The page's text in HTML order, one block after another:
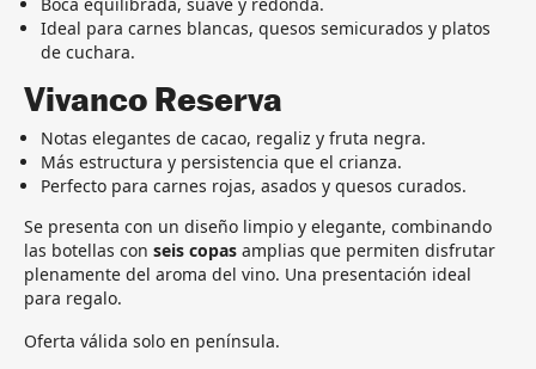
Ideal para carnes blancas, quesos semicurados y platos
de cuchara.
Vivanco Reserva
Notas elegantes de cacao, regaliz y fruta negra.
Más estructura y persistencia que el crianza.
Perfecto para carnes rojas, asados y quesos curados.
Se presenta con un diseño limpio y elegante, combinando
las botellas con seis copas amplias que permiten disfrutar
plenamente del aroma del vino. Una presentación ideal
para regalo.
Oferta válida solo en península.